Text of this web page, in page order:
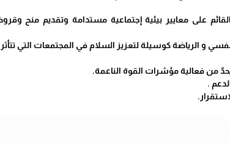
القائم على معايير بيئية إجتماعية مستدامة وتقديم منح
و الرياضة كوسيلة لتعزيز السلام في المجتمعات التي
من فعالية مؤشرات القوة الناعمة.
.